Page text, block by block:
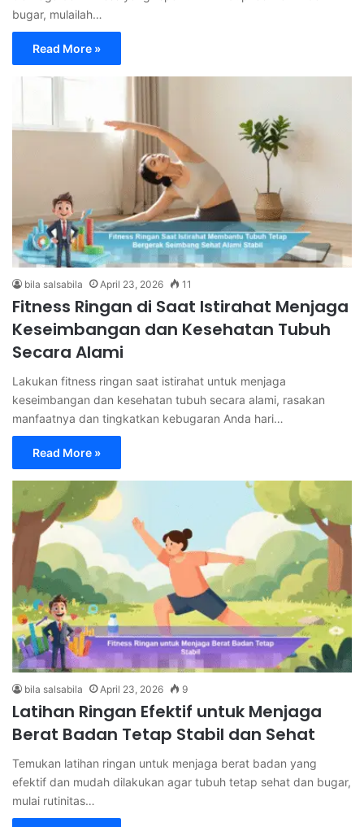
bugar, mulailah…
Read More »
bila salsabila April 23, 2026 11
Fitness Ringan di Saat Istirahat Menjaga
Keseimbangan dan Kesehatan Tubuh
Secara Alami
Lakukan fitness ringan saat istirahat untuk menjaga
keseimbangan dan kesehatan tubuh secara alami, rasakan
manfaatnya dan tingkatkan kebugaran Anda hari…
Read More »
bila salsabila April 23, 2026 9
Latihan Ringan Efektif untuk Menjaga
Berat Badan Tetap Stabil dan Sehat
Temukan latihan ringan untuk menjaga berat badan yang
efektif dan mudah dilakukan agar tubuh tetap sehat dan bugar,
mulai rutinitas…